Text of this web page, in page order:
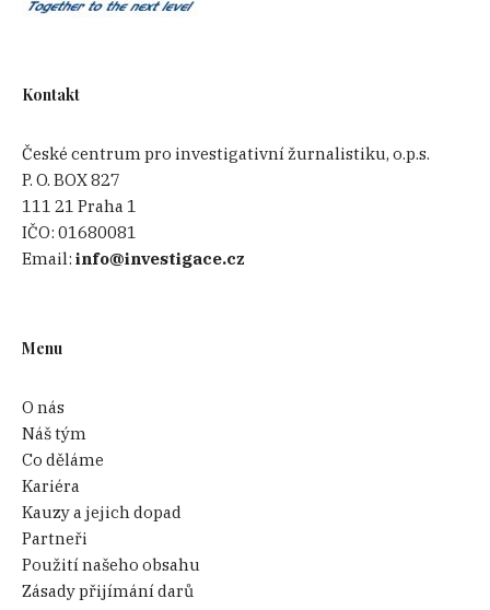
Kontakt
České centrum pro investigativní žurnalistiku, o.p.s.
P. O. BOX 827
111 21 Praha 1
IČO:01680081
Email:info@investigace.cz
Menu
O nás
Náš tým
Co děláme
Kariéra
Kauzy a jejich dopad
Partneři
Použití našeho obsahu
Zásady přijímání darů